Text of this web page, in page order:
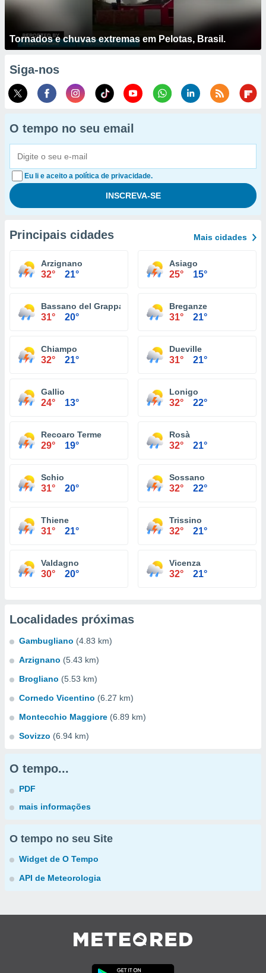
Tornados e chuvas extremas em Pelotas, Brasil.
Siga-nos
O tempo no seu email
Eu li e aceito a política de privacidade.
Principais cidades Mais cidades
Arzignano
32° 21°
Asiago
25° 15°
Bassano del Grappa
31° 20°
Breganze
31° 21°
Chiampo
32° 21°
Dueville
31° 21°
Gallio
24° 13°
Lonigo
32° 22°
Recoaro Terme
29° 19°
Rosà
32° 21°
Schio
31° 20°
Sossano
32° 22°
Thiene
31° 21°
Trissino
32° 21°
Valdagno
30° 20°
Vicenza
32° 21°
Localidades próximas
Gambugliano (4.83 km)
Arzignano (5.43 km)
Brogliano (5.53 km)
Cornedo Vicentino (6.27 km)
Montecchio Maggiore (6.89 km)
Sovizzo (6.94 km)
O tempo...
PDF
mais informações
O tempo no seu Site
Widget de O Tempo
API de Meteorologia